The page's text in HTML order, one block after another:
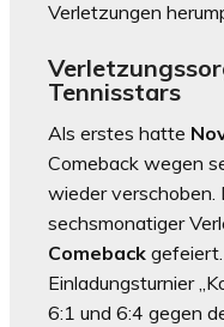
Verletzungen
Tennisstars
Als erstes hatte
Comeback wegen
wieder verschoben.
sechsmonatiger
Comeback
Einladungsturnier
6:1 und 6:4 gegen